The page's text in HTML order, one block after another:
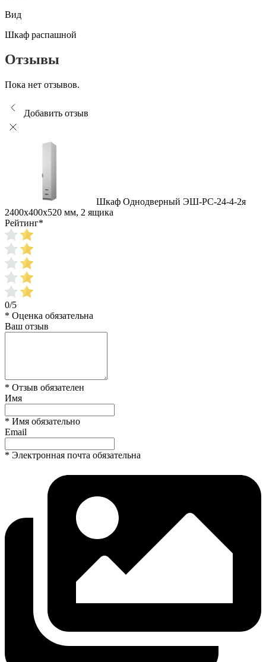
Вид
Шкаф распашной
Отзывы
Пока нет отзывов.
Добавить отзыв
Шкаф Однодверный ЭШ-РС-24-4-2я
2400x400x520 мм, 2 ящика
Рейтинг*
0/5
* Оценка обязательна
Ваш отзыв
* Отзыв обязателен
Имя
* Имя обязательно
Email
* Электронная почта обязательна